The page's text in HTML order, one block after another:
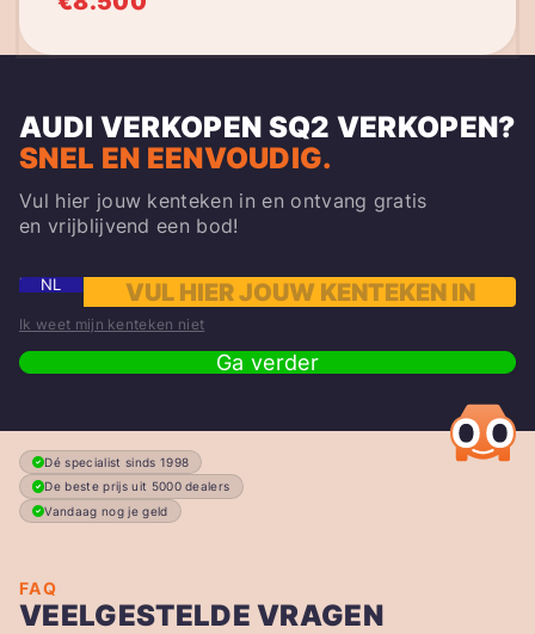
AUDI VERKOPEN SQ2 VERKOPEN?
SNEL EN EENVOUDIG.
Vul hier jouw kenteken in en ontvang gratis
en vrijblijvend een bod!
NL
Ik weet mijn kenteken niet
Ga verder
Dé specialist sinds 1998
De beste prijs uit 5000 dealers
Vandaag nog je geld
FAQ
VEELGESTELDE VRAGEN